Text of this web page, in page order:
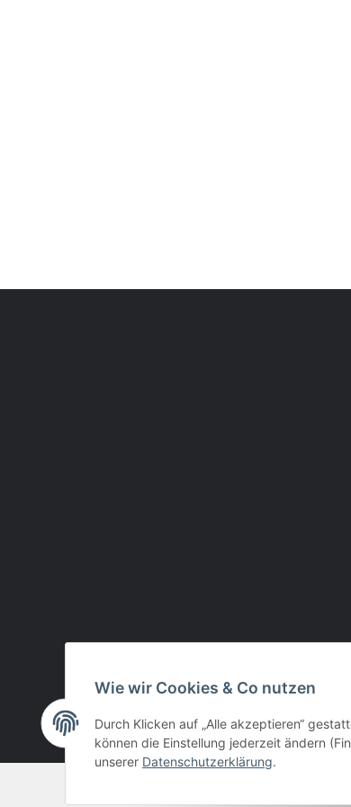
Wie wir Cookies & Co nutzen
Durch Klicken auf „Alle akzeptieren“
können die Einstellung jederzeit ändern
unserer Datenschutzerklärung.